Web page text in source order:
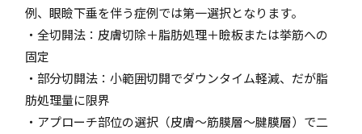
例、眼瞼下垂を伴う症例では第一選択となります。
・全切開法：皮膚切除＋脂肪処理＋瞼板または挙筋への
固定
・部分切開法：小範囲切開でダウンタイム軽減、だが脂
肪処理量に限界
・アプローチ部位の選択（皮膚〜筋膜層〜腱膜層）で二